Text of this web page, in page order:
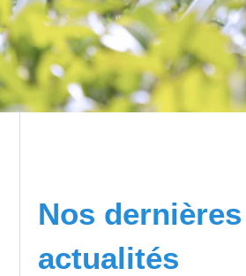
Nos dernières
actualités